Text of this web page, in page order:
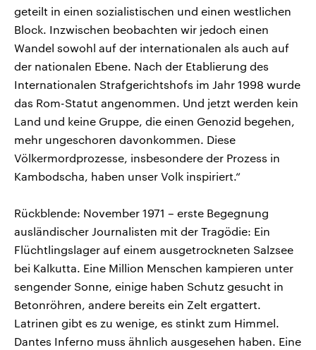
geteilt in einen sozialistischen und einen westlichen
Block. Inzwischen beobachten wir jedoch einen
Wandel sowohl auf der internationalen als auch auf
der nationalen Ebene. Nach der Etablierung des
Internationalen Strafgerichtshofs im Jahr 1998 wurde
das Rom-Statut angenommen. Und jetzt werden kein
Land und keine Gruppe, die einen Genozid begehen,
mehr ungeschoren davonkommen. Diese
Völkermordprozesse, insbesondere der Prozess in
Kambodscha, haben unser Volk inspiriert.“
Rückblende: November 1971 – erste Begegnung
ausländischer Journalisten mit der Tragödie: Ein
Flüchtlingslager auf einem ausgetrockneten Salzsee
bei Kalkutta. Eine Million Menschen kampieren unter
sengender Sonne, einige haben Schutz gesucht in
Betonröhren, andere bereits ein Zelt ergattert.
Latrinen gibt es zu wenige, es stinkt zum Himmel.
Dantes Inferno muss ähnlich ausgesehen haben. Eine